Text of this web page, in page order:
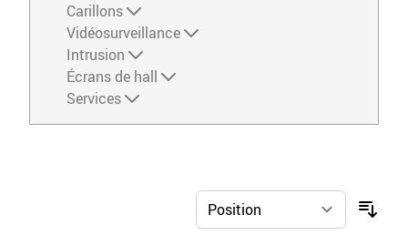
Carillons
Vidéosurveillance
Intrusion
Écrans de hall
Services